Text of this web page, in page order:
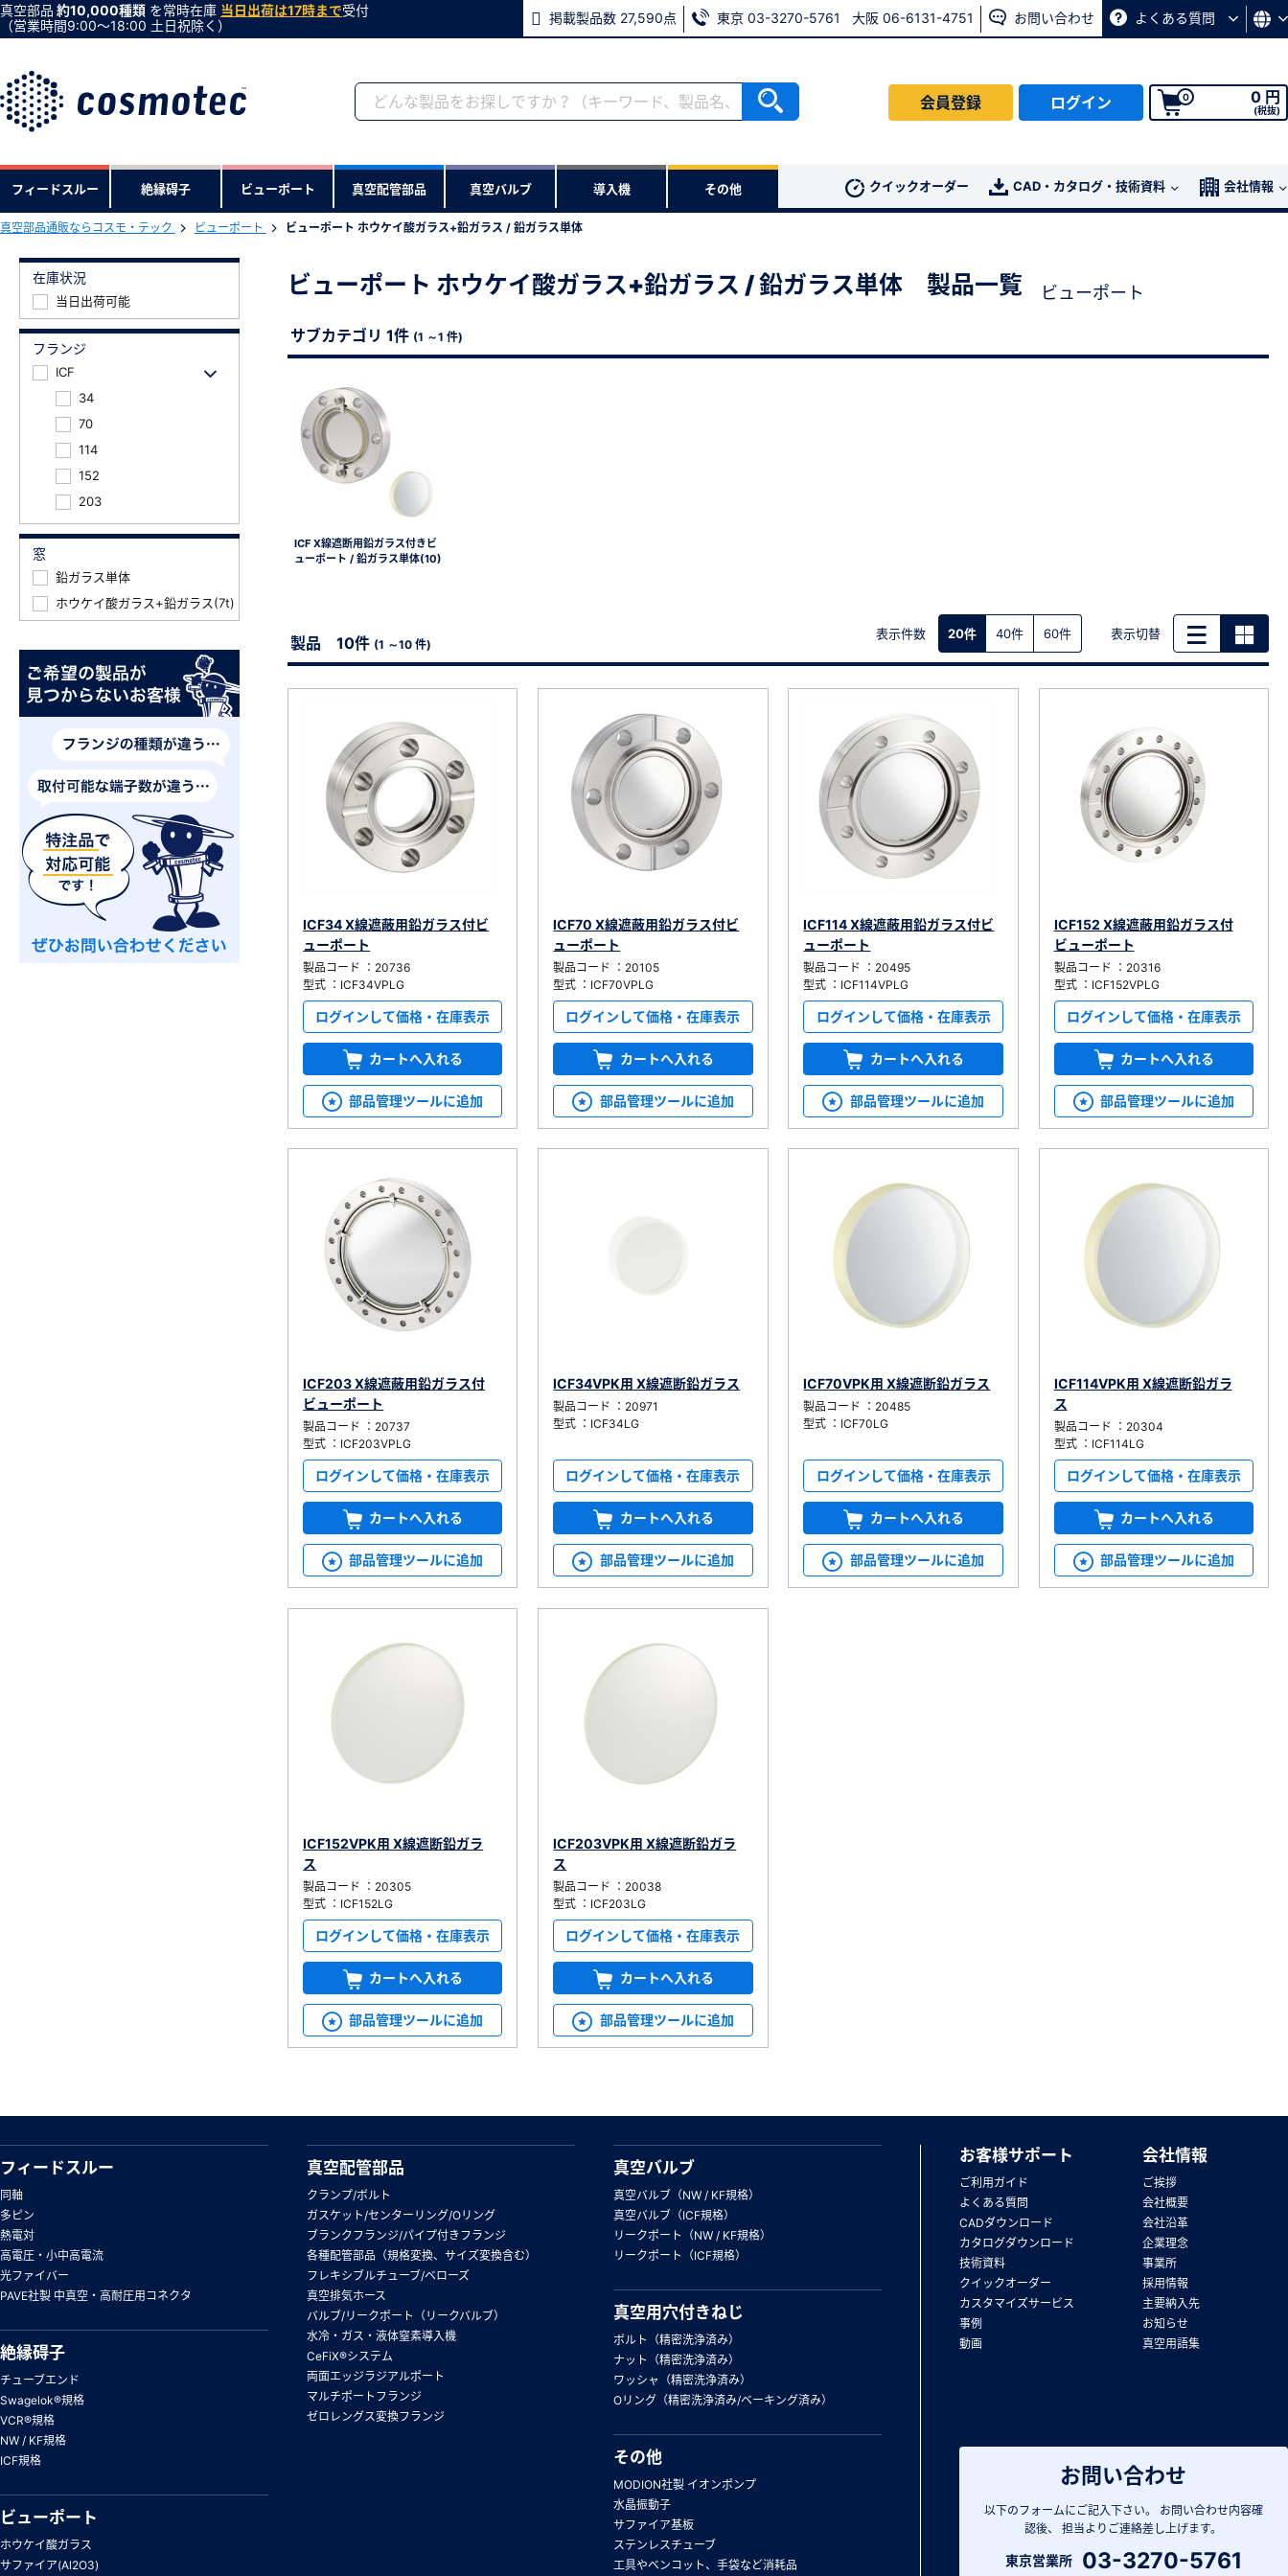
真空部品 約10,000種類 を常時在庫 当日出荷は17時まで受付
（営業時間9:00〜18:00 土日祝除く）
掲載製品数 27,590点 東京 03-3270-5761 大阪 06-6131-4751 お問い合わせ よくある質問
会員登録 ログイン 0 0 円
(税抜)
フィードスルー 絶縁碍子 ビューポート 真空配管部品 真空バルブ 導入機 その他 クイックオーダー CAD・カタログ・技術資料 会社情報
真空部品通販ならコスモ・テック ビューポート ビューポート ホウケイ酸ガラス+鉛ガラス / 鉛ガラス単体
ビューポート ホウケイ酸ガラス+鉛ガラス / 鉛ガラス単体 製品一覧 ビューポート
サブカテゴリ 1件 (1 ～1 件)
ICF X線遮断用鉛ガラス付きビ
ューポート / 鉛ガラス単体(10)
製品 10件 (1 ～10 件)
表示件数 20件 40件 60件 表示切替
ICF34 X線遮蔽用鉛ガラス付ビ
ューポート
製品コード ：20736
型式 ：ICF34VPLG
ログインして価格・在庫表示
カートへ入れる
部品管理ツールに追加
ICF70 X線遮蔽用鉛ガラス付ビ
ューポート
製品コード ：20105
型式 ：ICF70VPLG
ログインして価格・在庫表示
カートへ入れる
部品管理ツールに追加
ICF114 X線遮蔽用鉛ガラス付ビ
ューポート
製品コード ：20495
型式 ：ICF114VPLG
ログインして価格・在庫表示
カートへ入れる
部品管理ツールに追加
ICF152 X線遮蔽用鉛ガラス付
ビューポート
製品コード ：20316
型式 ：ICF152VPLG
ログインして価格・在庫表示
カートへ入れる
部品管理ツールに追加
ICF203 X線遮蔽用鉛ガラス付
ビューポート
製品コード ：20737
型式 ：ICF203VPLG
ログインして価格・在庫表示
カートへ入れる
部品管理ツールに追加
ICF34VPK用 X線遮断鉛ガラス
製品コード ：20971
型式 ：ICF34LG
ログインして価格・在庫表示
カートへ入れる
部品管理ツールに追加
ICF70VPK用 X線遮断鉛ガラス
製品コード ：20485
型式 ：ICF70LG
ログインして価格・在庫表示
カートへ入れる
部品管理ツールに追加
ICF114VPK用 X線遮断鉛ガラ
ス
製品コード ：20304
型式 ：ICF114LG
ログインして価格・在庫表示
カートへ入れる
部品管理ツールに追加
ICF152VPK用 X線遮断鉛ガラ
ス
製品コード ：20305
型式 ：ICF152LG
ログインして価格・在庫表示
カートへ入れる
部品管理ツールに追加
ICF203VPK用 X線遮断鉛ガラ
ス
製品コード ：20038
型式 ：ICF203LG
ログインして価格・在庫表示
カートへ入れる
部品管理ツールに追加
在庫状況
当日出荷可能
フランジ
ICF
34
70
114
152
203
窓
鉛ガラス単体
ホウケイ酸ガラス+鉛ガラス(7t)
お問い合わせ
以下のフォームにご記入下さい。
お問い合わせ内容確
認後、
担当よりご連絡差し上げます。
東京営業所
03-3270-5761
フィードスルー
同軸
多ピン
熱電対
高電圧・小中高電流
光ファイバー
PAVE社製 中真空・高耐圧用コネクタ
絶縁碍子
チューブエンド
Swagelok®規格
VCR®規格
NW / KF規格
ICF規格
ビューポート
ホウケイ酸ガラス
サファイア(Al2O3)
真空配管部品
クランプ/ボルト
ガスケット/センターリング/Oリング
ブランクフランジ/パイプ付きフランジ
各種配管部品（規格変換、サイズ変換含む）
フレキシブルチューブ/ベローズ
真空排気ホース
バルブ/リークポート（リークバルブ）
水冷・ガス・液体窒素導入機
CeFiX®システム
両面エッジラジアルポート
マルチポートフランジ
ゼロレングス変換フランジ
真空バルブ
真空バルブ（NW / KF規格）
真空バルブ（ICF規格）
リークポート（NW / KF規格）
リークポート（ICF規格）
真空用穴付きねじ
ボルト（精密洗浄済み）
ナット（精密洗浄済み）
ワッシャ（精密洗浄済み）
Oリング（精密洗浄済み/ベーキング済み）
その他
MODION社製 イオンポンプ
水晶振動子
サファイア基板
ステンレスチューブ
工具やベンコット、手袋など消耗品
お客様サポート
ご利用ガイド
よくある質問
CADダウンロード
カタログダウンロード
技術資料
クイックオーダー
カスタマイズサービス
事例
動画
会社情報
ご挨拶
会社概要
会社沿革
企業理念
事業所
採用情報
主要納入先
お知らせ
真空用語集
会員登録がお済みでない方
会員登録をすれば、便利な機能がご利用いただけます。
※新規会員登録をお申し込み頂いてから本登録となるまで、数日間かかる場合があります。
また当社の判断によりお断りする場合があります。
会員の方はこちら